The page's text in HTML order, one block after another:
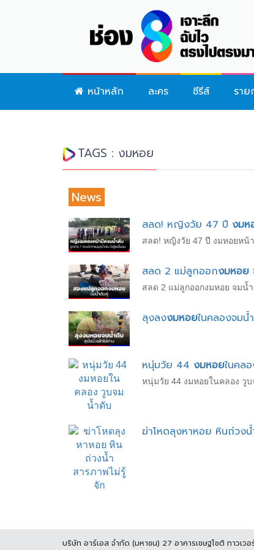
หน้าหลัก ละคร ซีรีส์ ราย
TAGS : งมหอย
News
สลด! หญิงวัย 47 ปี งมห
สลด! หญิงวัย 47 ปี งมหอยหน้
สลด 2 แม่ลูกออกงมหอย
สลด 2 แม่ลูกออกงมหอย จมน้
ลุงลงงมหอยในคลองจมน้
หนุ่มวัย 44 งมหอยในคล
หนุ่มวัย 44 งมหอยในคลอง วู
ฆ่าโหดลุงหาหอย หินถ่วงน้
บริษัท อาร์เอส จำกัด (มหาชน) 27 อาคารเชษฐโชติ ทาวเ